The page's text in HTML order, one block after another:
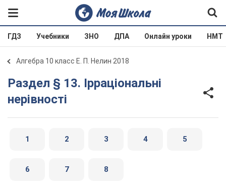
ГДЗ Учебники ЗНО ДПА Онлайн уроки НМТ
Алгебра 10 класс Е. П. Нелин 2018
Раздел § 13. Ірраціональні
нерівності
1 2 3 4 5
6 7 8